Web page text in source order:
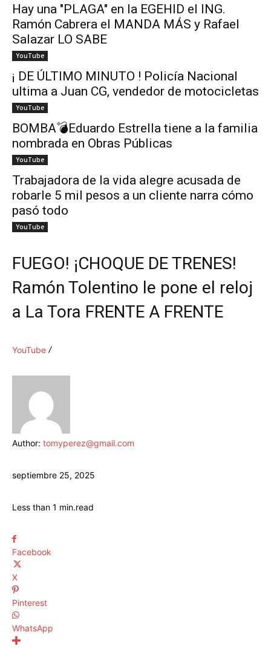
Hay una "PLAGA" en la EGEHID el ING.
Ramón Cabrera el MANDA MÁS y Rafael
Salazar LO SABE
YouTube
¡ DE ÚLTIMO MINUTO ! Policía Nacional
ultima a Juan CG, vendedor de motocicletas
YouTube
BOMBA💣Eduardo Estrella tiene a la familia
nombrada en Obras Públicas
YouTube
Trabajadora de la vida alegre acusada de
robarle 5 mil pesos a un cliente narra cómo
pasó todo
YouTube
FUEGO! ¡CHOQUE DE TRENES!
Ramón Tolentino le pone el reloj
a La Tora FRENTE A FRENTE
YouTube
Author: tomyperez@gmail.com
septiembre 25, 2025
Less than 1 min.read
Facebook
X
Pinterest
WhatsApp